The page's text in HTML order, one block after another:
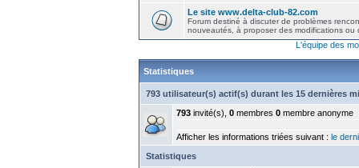
Le site www.delta-club-82.com
Forum destiné à discuter de problèmes
nouveautés, à proposer des modifications ou
L'équipe des
Statistiques
793 utilisateur(s) actif(s) durant les 15 dernières
793 invité(s), 0 membres 0 membre anonyme
Afficher les informations triées suivant : le
Statistiques